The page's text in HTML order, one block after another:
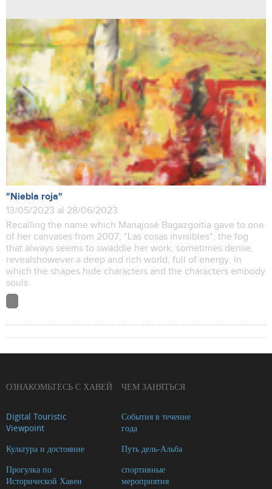
"Niebla roja"
13/05/2023 al 28/06/2023
Recalling the name which Mariajosé Bagazgoitia gave to one
of her canvases from 2007, "Las cosas invisibles", the fog
that always seems to swaddle her work, sometimes dense,
revealshowever a deep and rich world, full of energy, in
which the shapes hide characters and the characters embody
souls.
ОЗНАКОМЬТЕСЬ С ХАВЕЙ
Digital Touristic
Viewpoint
Культура и достояние
Прогулка по
Исторической Хавеи
ЧЕМ ЗАНЯТЬСЯ
События в течение
года
Путь дель-Альба
спортивные
мероприятия